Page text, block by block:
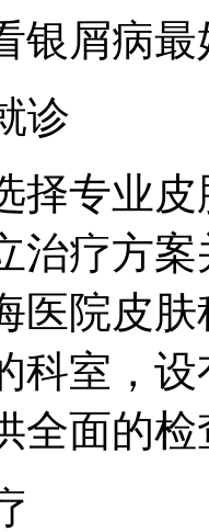
银屑病最
诊
择专业
治疗方
医院皮
科室，
全面的